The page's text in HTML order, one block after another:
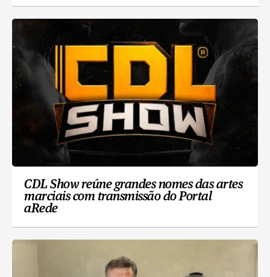
CDL Show reúne grandes nomes das artes
marciais com transmissão do Portal
aRede